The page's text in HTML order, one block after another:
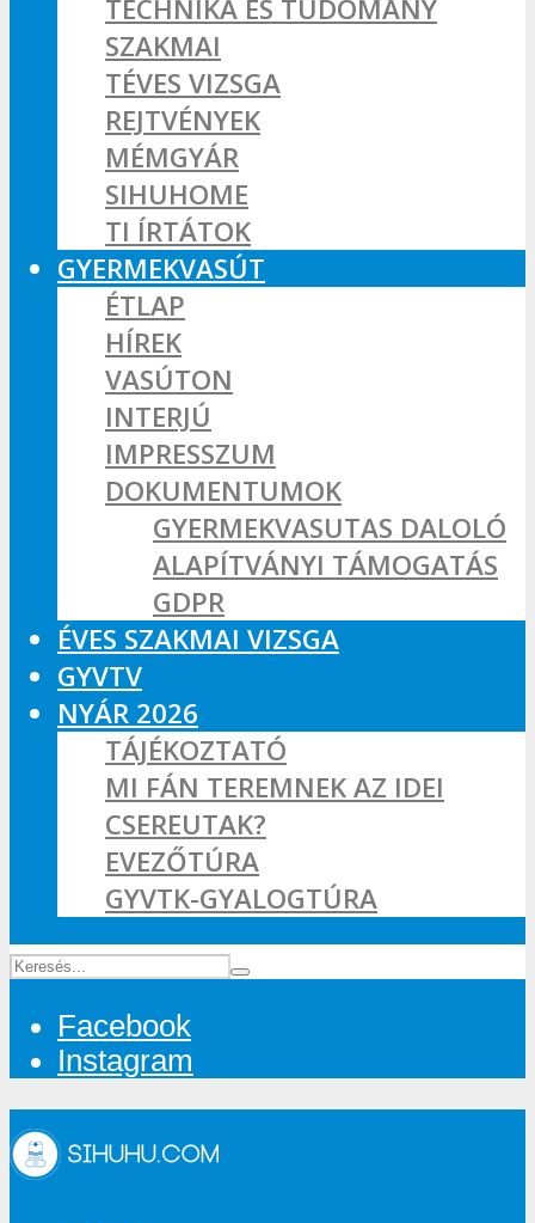
TECHNIKA ÉS TUDOMÁNY
SZAKMAI
TÉVES VIZSGA
REJTVÉNYEK
MÉMGYÁR
SIHUHOME
TI ÍRTÁTOK
GYERMEKVASÚT
ÉTLAP
HÍREK
VASÚTON
INTERJÚ
IMPRESSZUM
DOKUMENTUMOK
GYERMEKVASUTAS DALOLÓ
ALAPÍTVÁNYI TÁMOGATÁS
GDPR
ÉVES SZAKMAI VIZSGA
GYVTV
NYÁR 2026
TÁJÉKOZTATÓ
MI FÁN TEREMNEK AZ IDEI
CSEREUTAK?
EVEZŐTÚRA
GYVTK-GYALOGTÚRA
Facebook
Instagram